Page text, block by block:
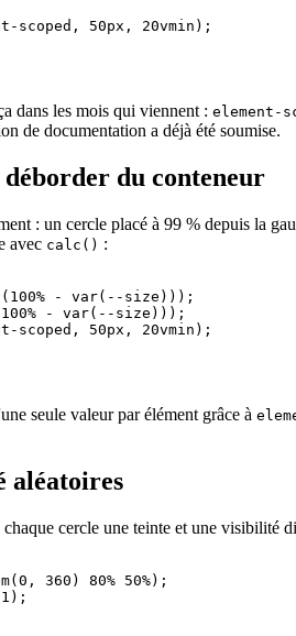
scoped, 50px, 20vmin);
dans les mois qui viennent : element-
de documentation a déjà été soumise.
du conteneur
: un cercle placé à 99 % depuis la
avec calc() :
- var(--size)));
- var(--size)));
scoped, 50px, 20vmin);
seule valeur par élément grâce à
aléatoires
cercle une teinte et une visibilité
360) 80% 50%);